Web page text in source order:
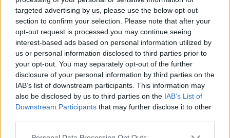
targeted advertising by us, please use the below opt-out
section to confirm your selection. Please note that after your
opt-out request is processed you may continue seeing
interest-based ads based on personal information utilized by
us or personal information disclosed to third parties prior to
your opt-out. You may separately opt-out of the further
disclosure of your personal information by third parties on the
IAB’s list of downstream participants. This information may
also be disclosed by us to third parties on the IAB’s List of
Downstream Participants that may further disclose it to other
Please note that this website/app uses one or more Google
TÁMOGATÁSBAN RÉSZESÜLT
2026. június. 18. 12:23
A Czuczor Gergely Civil és Egyházi Program keretében továbbra
is lehet pályázni.
20 MILLIÓ FORINTOS PÁLYÁZATOT HIRDET
GYŐR A MŰVÉSZETI CSOPORTOKNAK
2026. március. 20. 08:15
Április 20-ig jelentkezhetnek az alkotóközösségek
támogatásért.
2025. augusztus. 22. 10:33